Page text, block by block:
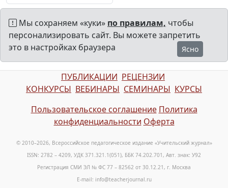
Мы сохраняем «куки» по правилам, чтобы
персонализировать сайт. Вы можете запретить
это в настройках браузера
Ясно
ПУБЛИКАЦИИ РЕЦЕНЗИИ
КОНКУРСЫ ВЕБИНАРЫ СЕМИНАРЫ КУРСЫ
Пользовательское соглашение Политика
конфиденциальности Оферта
© 2010–2026, Всероссийское педагогическое издание «Учительский журнал»
ISSN: 2782 – 4209, УДК 371.321.1(051), ББК 74.202.701, Авт. знак: У92
Регистрация СМИ ЭЛ № ФС 77 – 82562 от 30.12.21, г. Москва
E-mail: info@teacherjournal.ru